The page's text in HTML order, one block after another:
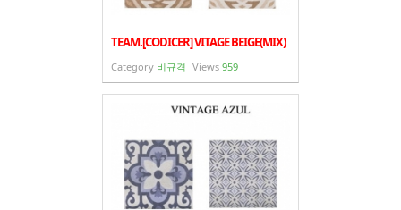
TEAM.[CODICER] VITAGE BEIGE(MIX)
Category 비규격 Views 959